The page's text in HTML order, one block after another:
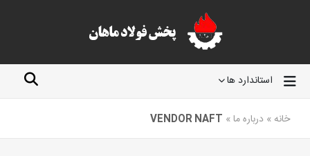
استاندارد ها
خانه » درباره ما»
VENDOR NAFT